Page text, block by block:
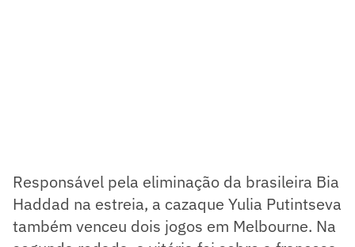
Responsável pela eliminação da brasileira Bia
Haddad na estreia, a cazaque Yulia Putintseva
também venceu dois jogos em Melbourne. Na